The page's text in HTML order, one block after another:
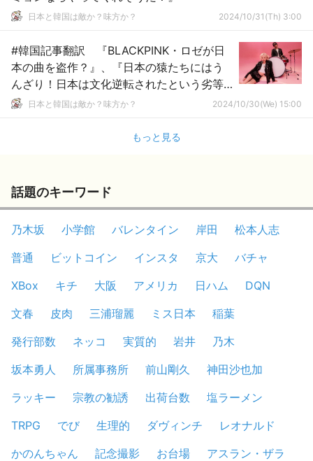
日本と韓国は敵か？味方か？ 2024/10/31(Th) 3:00
#韓国記事翻訳 『BLACKPINK・ロゼが日
本の曲を盗作？』、『日本の猿たちにはう
んざり！日本は文化逆転されたという劣等
感だww』
日本と韓国は敵か？味方か？ 2024/10/30(We) 15:00
もっと見る
話題のキーワード
乃木坂 小学館 バレンタイン 岸田
松本人志
普通
ビットコイン インスタ 京大
バチャ
XBox
キチ 大阪 アメリカ 日ハム
DQN
文春
皮肉 三浦瑠麗 ミス日本
稲葉
発行部数
ネッコ 実質的 岩井
乃木
坂本勇人
所属事務所 前山剛久
神田沙也加
ラッキー
宗教の勧誘 出荷台数
塩ラーメン
TRPG
でび 生理的 ダヴィンチ
レオナルド
かのんちゃん
記念撮影 お台場
アスラン・ザラ